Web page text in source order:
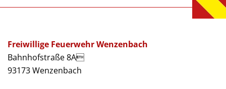
Freiwillige Feuerwehr Wenzenbach
Bahnhofstraße 8A
93173 Wenzenbach